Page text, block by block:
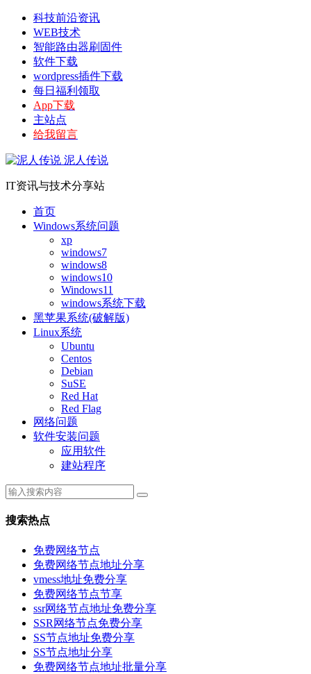
科技前沿资讯
WEB技术
智能路由器刷固件
软件下载
wordpress插件下载
每日福利领取
App下载
主站点
给我留言
泥人传说
IT资讯与技术分享站
首页
Windows系统问题
xp
windows7
windows8
windows10
Windows11
windows系统下载
黑苹果系统(破解版)
Linux系统
Ubuntu
Centos
Debian
SuSE
Red Hat
Red Flag
网络问题
软件安装问题
应用软件
建站程序
搜索热点
免费网络节点
免费网络节点地址分享
vmess地址免费分享
免费网络节点节享
ssr网络节点地址免费分享
SSR网络节点免费分享
SS节点地址免费分享
SS节点地址分享
免费网络节点地址批量分享